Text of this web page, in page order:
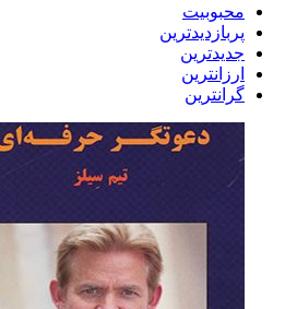
محبوبیت
پربازدیدترین
جدیدترین
ارزانترین
گرانترین